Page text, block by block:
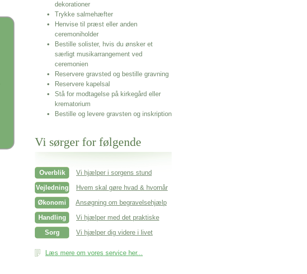
dekorationer
Trykke salmehæfter
Henvise til præst eller anden
ceremoniholder
Bestille solister, hvis du ønsker et
særligt musikarrangement ved
ceremonien
Reservere gravsted og bestille gravning
Reservere kapelsal
Stå for modtagelse på kirkegård eller
krematorium
Bestille og levere gravsten og inskription
Vi sørger for følgende
Overblik
Vi hjælper i sorgens stund
Vejledning
Hvem skal gøre hvad & hvornår
Økonomi
Ansøgning om begravelsehjælp
Handling
Vi hjælper med det praktiske
Sorg
Vi hjælper dig videre i livet
Læs mere om vores service her...